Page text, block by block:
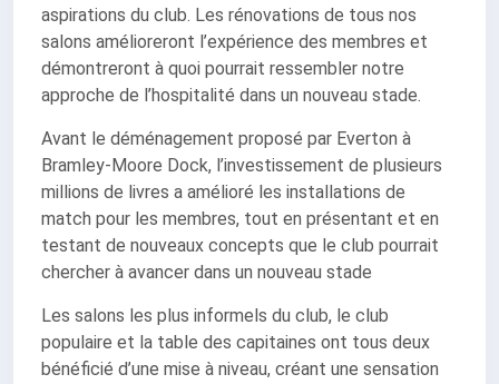
aspirations du club. Les rénovations de tous nos
salons amélioreront l’expérience des membres et
démontreront à quoi pourrait ressembler notre
approche de l’hospitalité dans un nouveau stade.
Avant le déménagement proposé par Everton à
Bramley-Moore Dock, l’investissement de plusieurs
millions de livres a amélioré les installations de
match pour les membres, tout en présentant et en
testant de nouveaux concepts que le club pourrait
chercher à avancer dans un nouveau stade
Les salons les plus informels du club, le club
populaire et la table des capitaines ont tous deux
bénéficié d’une mise à niveau, créant une sensation